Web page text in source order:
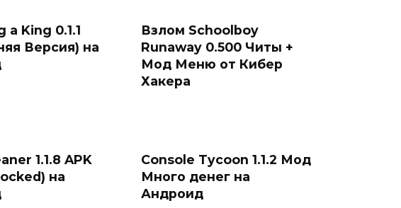
a King 0.1.1
Версия) на
Взлом Schoolboy
Runaway 0.500 Читы +
Мод Меню от Кибер
Хакера
1.1.8 APK
на
Console Tycoon 1.1.2 Мод
Много денег на
Андроид